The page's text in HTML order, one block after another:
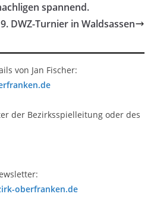
spannend.
DWZ-Turnier in Waldsassen
von Jan Fischer:
der Bezirksspielleitung oder des
oberfranken.de